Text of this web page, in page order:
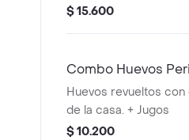
Tropicales 500ml.
$ 15.600
Combo Huevos
500 ml
Huevos revueltos
de la casa. + Jugos
$ 10.200